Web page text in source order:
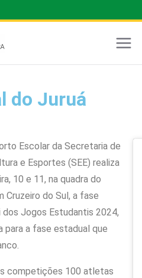
do Juruá
Escolar da Secretaria de
e Esportes (SEE) realiza
10 e 11, na quadra do
Cruzeiro do Sul, a fase
Jogos Estudantis 2024,
a fase estadual que
competições 100 atletas